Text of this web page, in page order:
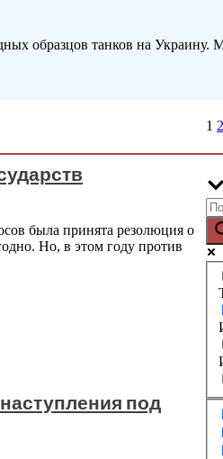
образцов танков на
была принята резолюция о
Но, в этом году против
под
1 2